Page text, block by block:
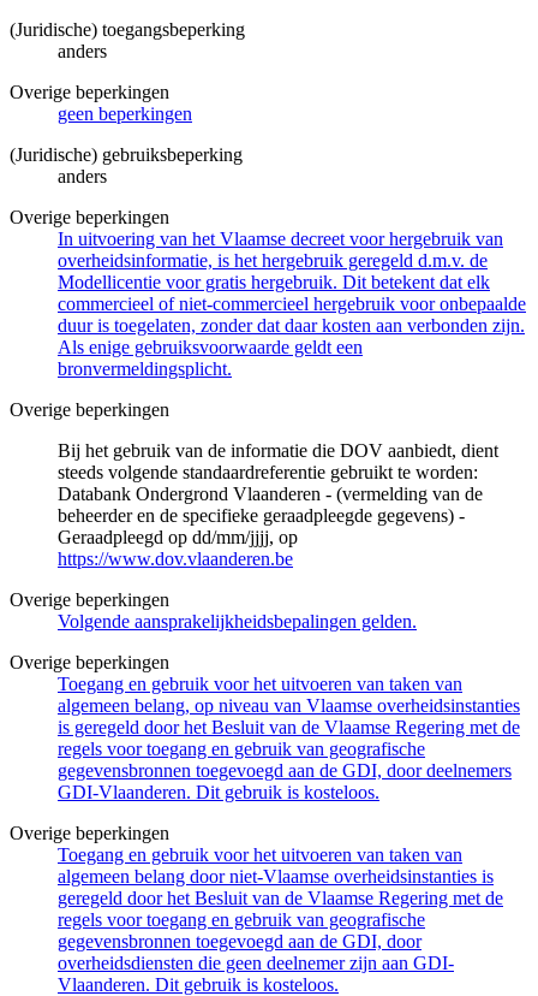
(Juridische) toegangsbeperking
anders
Overige beperkingen
geen beperkingen
(Juridische) gebruiksbeperking
anders
Overige beperkingen
In uitvoering van het Vlaamse decreet voor hergebruik van
overheidsinformatie, is het hergebruik geregeld d.m.v. de
Modellicentie voor gratis hergebruik. Dit betekent dat elk
commercieel of niet-commercieel hergebruik voor onbepaalde
duur is toegelaten, zonder dat daar kosten aan verbonden zijn.
Als enige gebruiksvoorwaarde geldt een
bronvermeldingsplicht.
Overige beperkingen
Bij het gebruik van de informatie die DOV aanbiedt, dient
steeds volgende standaardreferentie gebruikt te worden:
Databank Ondergrond Vlaanderen - (vermelding van de
beheerder en de specifieke geraadpleegde gegevens) -
Geraadpleegd op dd/mm/jjjj, op
https://www.dov.vlaanderen.be
Overige beperkingen
Volgende aansprakelijkheidsbepalingen gelden.
Overige beperkingen
Toegang en gebruik voor het uitvoeren van taken van
algemeen belang, op niveau van Vlaamse overheidsinstanties
is geregeld door het Besluit van de Vlaamse Regering met de
regels voor toegang en gebruik van geografische
gegevensbronnen toegevoegd aan de GDI, door deelnemers
GDI-Vlaanderen. Dit gebruik is kosteloos.
Overige beperkingen
Toegang en gebruik voor het uitvoeren van taken van
algemeen belang door niet-Vlaamse overheidsinstanties is
geregeld door het Besluit van de Vlaamse Regering met de
regels voor toegang en gebruik van geografische
gegevensbronnen toegevoegd aan de GDI, door
overheidsdiensten die geen deelnemer zijn aan GDI-
Vlaanderen. Dit gebruik is kosteloos.